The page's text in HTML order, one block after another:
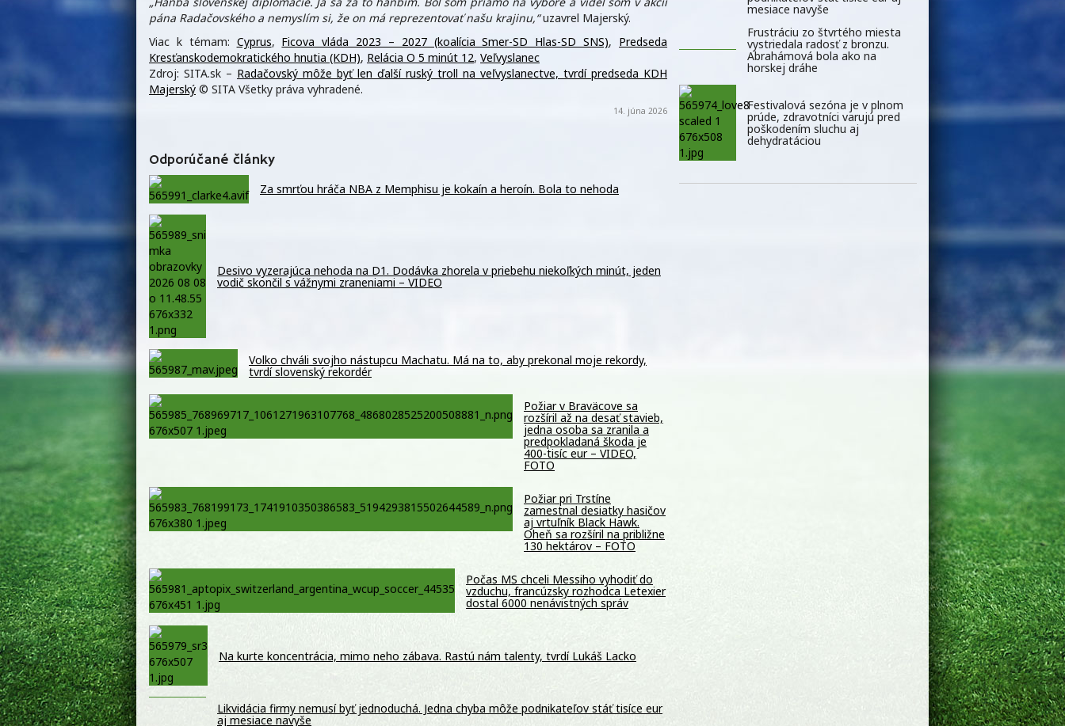
pána Radačovského a nemyslím si, že on má reprezentovať našu krajinu,“uzavrel Majerský.
Viac k témam: Cyprus, Ficova vláda 2023 – 2027 (koalícia Smer-SD Hlas-SD SNS), Predseda
Kresťanskodemokratického hnutia (KDH), Relácia O 5 minút 12, Veľvyslanec
Zdroj: SITA.sk – Radačovský môže byť len ďalší ruský troll na veľvyslanectve, tvrdí predseda KDH
Majerský © SITA Všetky práva vyhradené.
14. júna 2026
Odporúčané články
Za smrťou hráča NBA z Memphisu je kokaín a heroín. Bola to nehoda
Desivo vyzerajúca nehoda na D1. Dodávka zhorela v priebehu niekoľkých minút, jeden
vodič skončil s vážnymi zraneniami – VIDEO
Volko chváli svojho nástupcu Machatu. Má na to, aby prekonal moje rekordy,
tvrdí slovenský rekordér
Požiar v Braväcove sa
rozšíril až na desať stavieb,
jedna osoba sa zranila a
predpokladaná škoda je
400-tisíc eur – VIDEO,
FOTO
Požiar pri Trstíne
zamestnal desiatky hasičov
aj vrtuľník Black Hawk.
Oheň sa rozšíril na približne
130 hektárov – FOTO
Počas MS chceli Messiho vyhodiť do
vzduchu, francúzsky rozhodca Letexier
dostal 6000 nenávistných správ
Na kurte koncentrácia, mimo neho zábava. Rastú nám talenty, tvrdí Lukáš Lacko
Likvidácia firmy nemusí byť jednoduchá. Jedna chyba môže podnikateľov stáť tisíce eur
aj mesiace navyše
mesiace navyše
Frustráciu zo štvrtého miesta
vystriedala radosť z bronzu.
Abrahámová bola ako na
horskej dráhe
Festivalová sezóna je v plnom
prúde, zdravotníci varujú pred
poškodením sluchu aj
dehydratáciou